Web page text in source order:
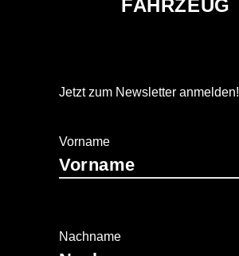
FAHRZEUG
Jetzt zum Newsletter anmelden!
Vorname
Nachname